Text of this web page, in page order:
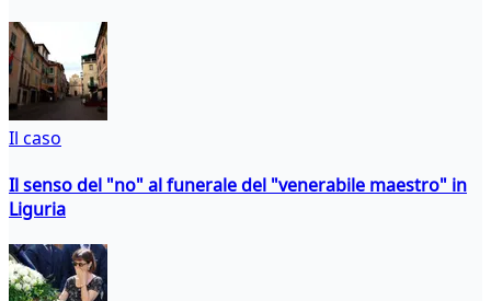
Il caso
Il senso del "no" al funerale del "venerabile maestro" in
Liguria